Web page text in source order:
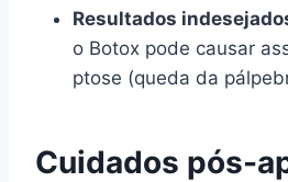
Resultados
o Botox pode causar
ptose (queda da
Cuidados pós-